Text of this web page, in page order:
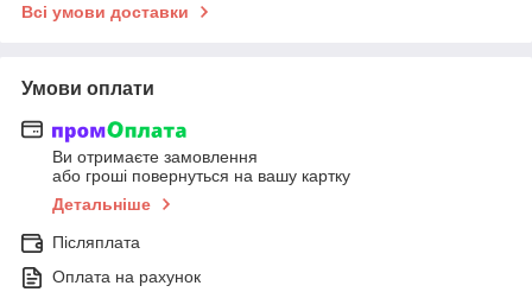
Всі умови доставки
Умови оплати
Ви отримаєте замовлення
або гроші повернуться на вашу картку
Детальніше
Післяплата
Оплата на рахунок